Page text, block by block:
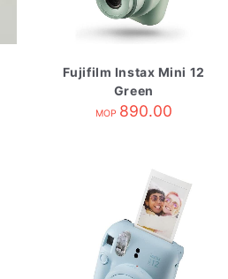
Fujifilm Instax Mini 12
Green
MOP 890.00